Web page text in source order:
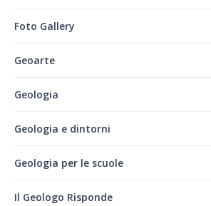
Foto Gallery
Geoarte
Geologia
Geologia e dintorni
Geologia per le scuole
Il Geologo Risponde